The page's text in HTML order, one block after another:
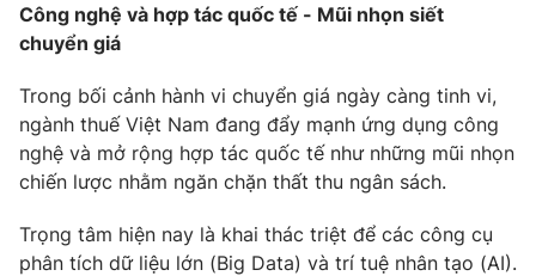
Công nghệ và hợp tác quốc tế - Mũi nhọn siết
chuyển giá
Trong bối cảnh hành vi chuyển giá ngày càng tinh vi,
ngành thuế Việt Nam đang đẩy mạnh ứng dụng công
nghệ và mở rộng hợp tác quốc tế như những mũi nhọn
chiến lược nhằm ngăn chặn thất thu ngân sách.
Trọng tâm hiện nay là khai thác triệt để các công cụ
phân tích dữ liệu lớn (Big Data) và trí tuệ nhân tạo (AI).